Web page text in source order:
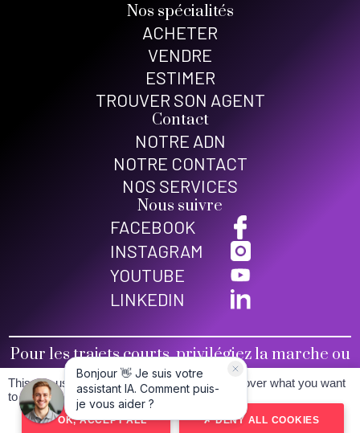
Nos spécialités
ACHETER
VENDRE
ESTIMER
TROUVER SON AGENT
Contact
NOTRE ADN
NOTRE CONTACT
NOS SERVICES
Nous suivre
FACEBOOK
INSTAGRAM
YOUTUBE
LINKEDIN
Pour les trajets courts, privilégiez la marche ou
le vélo
Conditions générales de vente
Mentions légales
Politique de confidentialité
This site uses cookies and gives you control over what you want
to activate
OK, ACCEPT ALL DENY ALL COOKIES